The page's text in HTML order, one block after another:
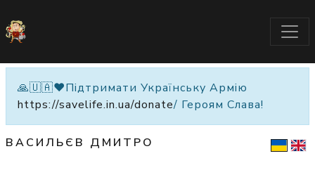
🙏🇺🇦❤️Підтримати Українську Армію
https://savelife.in.ua/donate/ Героям Слава!
ВАСИЛЬЄВ ДМИТРО